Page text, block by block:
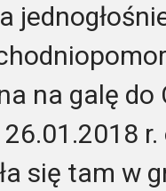
na galę
się tam w